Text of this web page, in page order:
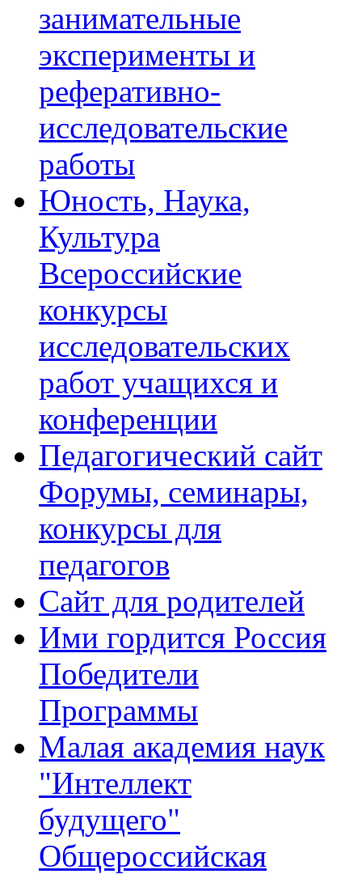
занимательные
эксперименты и
реферативно-
исследовательские
работы
Юность, Наука,
Культура
Всероссийские
конкурсы
исследовательских
работ учащихся и
конференции
Педагогический сайт
Форумы, семинары,
конкурсы для
педагогов
Сайт для родителей
Ими гордится Россия
Победители
Программы
Малая академия наук
"Интеллект
будущего"
Общероссийская